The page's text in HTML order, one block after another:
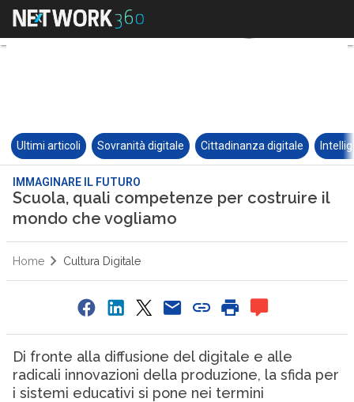
Ultimi articoli Sovranità digitale Cittadinanza digitale
IMMAGINARE IL FUTURO
Scuola, quali competenze per costruire il
mondo che vogliamo
Home Cultura Digitale
Di fronte alla diffusione del digitale e alle
radicali innovazioni della produzione, la sfida per
i sistemi educativi si pone nei termini